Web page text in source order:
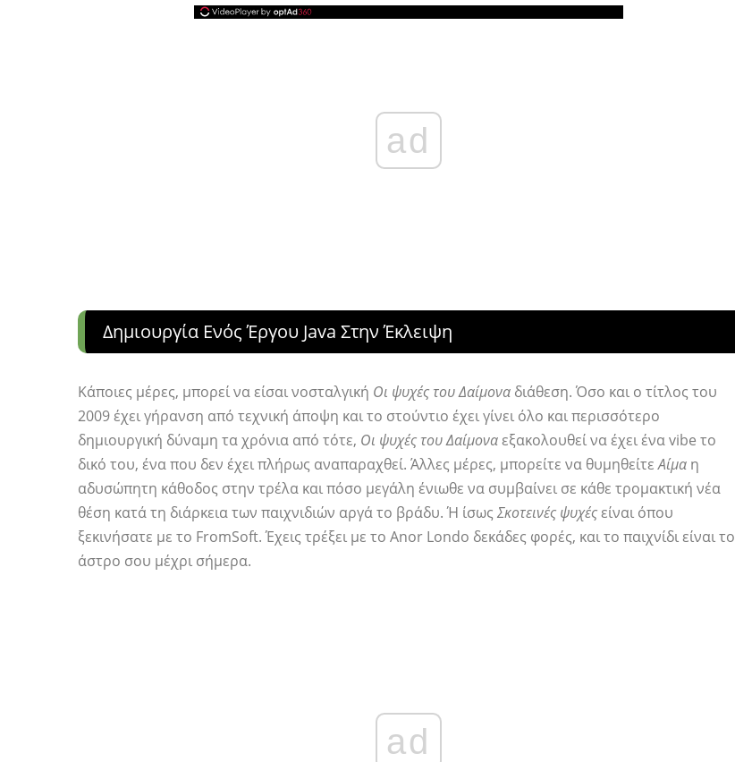
ad
Δημιουργία Ενός Έργου Java Στην Έκλειψη
Κάποιες μέρες, μπορεί να είσαι νοσταλγική Οι ψυχές του Δαίμονα διάθεση. Όσο και ο τίτλος του
2009 έχει γήρανση από τεχνική άποψη και το στούντιο έχει γίνει όλο και περισσότερο
δημιουργική δύναμη τα χρόνια από τότε, Οι ψυχές του Δαίμοναεξακολουθεί να έχει ένα vibe το
δικό του, ένα που δεν έχει πλήρως αναπαραχθεί. Άλλες μέρες, μπορείτε να θυμηθείτεΑίμα η
αδυσώπητη κάθοδος στην τρέλα και πόσο μεγάλη ένιωθε να συμβαίνει σε κάθε τρομακτική νέα
θέση κατά τη διάρκεια των παιχνιδιών αργά το βράδυ. Ή ίσως Σκοτεινές ψυχέςείναι όπου
ξεκινήσατε με το FromSoft. Έχεις τρέξει με το Anor Londo δεκάδες φορές, και το παιχνίδι είναι το
άστρο σου μέχρι σήμερα.
ad